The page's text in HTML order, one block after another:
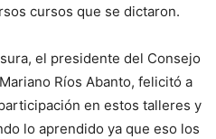
cursos que se dictaron.
el presidente del Consejo
Ríos Abanto, felicitó a
en estos talleres y
lo aprendido ya que eso los